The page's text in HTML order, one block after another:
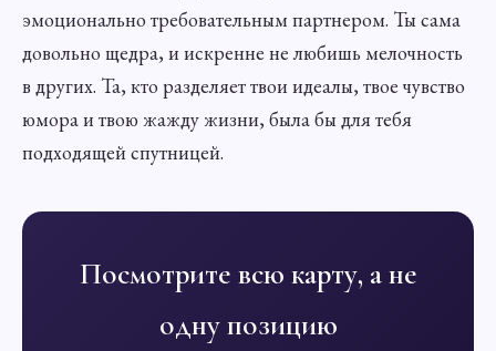
эмоционально требовательным партнером. Ты сама
довольно щедра, и искренне не любишь мелочность
в других. Та, кто разделяет твои идеалы, твое чувство
юмора и твою жажду жизни, была бы для тебя
подходящей спутницей.
Посмотрите всю карту, а не
одну позицию